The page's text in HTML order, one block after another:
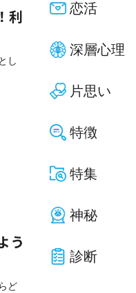
利
し
う
ど
恋活
深層心理
片思い
特徴
特集
神秘
診断